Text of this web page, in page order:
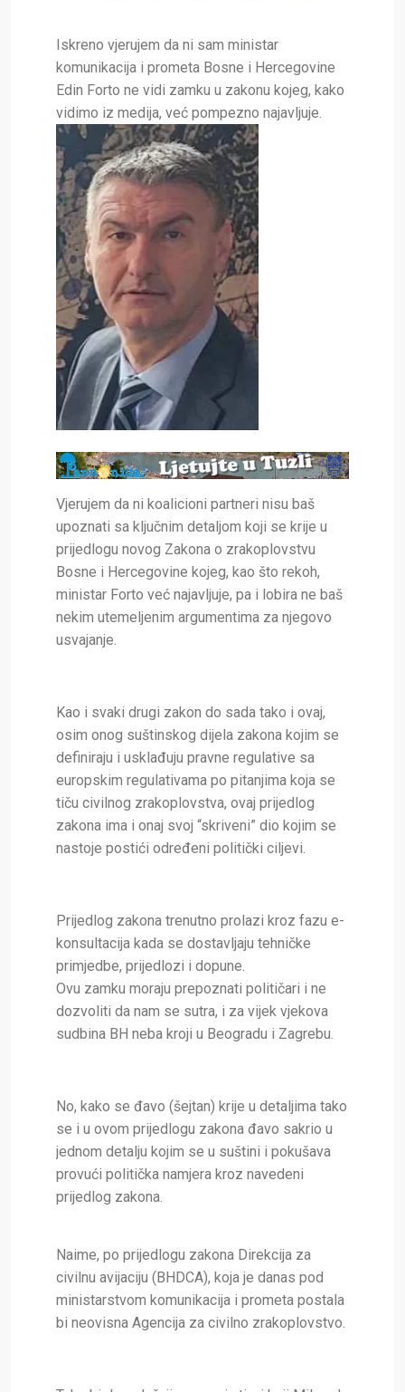
Iskreno vjerujem da ni sam ministar
komunikacija i prometa Bosne i Hercegovine
Edin Forto ne vidi zamku u zakonu kojeg, kako
vidimo iz medija, već pompezno najavljuje.
Vjerujem da ni koalicioni partneri nisu baš
upoznati sa ključnim detaljom koji se krije u
prijedlogu novog Zakona o zrakoplovstvu
Bosne i Hercegovine kojeg, kao što rekoh,
ministar Forto već najavljuje, pa i lobira ne baš
nekim utemeljenim argumentima za njegovo
usvajanje.
Kao i svaki drugi zakon do sada tako i ovaj,
osim onog suštinskog dijela zakona kojim se
definiraju i usklađuju pravne regulative sa
europskim regulativama po pitanjima koja se
tiču civilnog zrakoplovstva, ovaj prijedlog
zakona ima i onaj svoj “skriveni” dio kojim se
nastoje postići određeni politički ciljevi.
Prijedlog zakona trenutno prolazi kroz fazu e-
konsultacija kada se dostavljaju tehničke
primjedbe, prijedlozi i dopune.
Ovu zamku moraju prepoznati političari i ne
dozvoliti da nam se sutra, i za vijek vjekova
sudbina BH neba kroji u Beogradu i Zagrebu.
No, kako se đavo (šejtan) krije u detaljima tako
se i u ovom prijedlogu zakona đavo sakrio u
jednom detalju kojim se u suštini i pokušava
provući politička namjera kroz navedeni
prijedlog zakona.
Naime, po prijedlogu zakona Direkcija za
civilnu avijaciju (BHDCA), koja je danas pod
ministarstvom komunikacija i prometa postala
bi neovisna Agencija za civilno zrakoplovstvo.